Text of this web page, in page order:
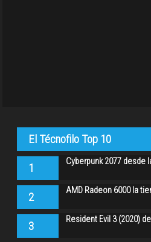
El Técnofilo Top 10
1 Cyberpunk 2077 desde
2 AMD Radeon 6000 la
3 Resident Evil 3 (2020)